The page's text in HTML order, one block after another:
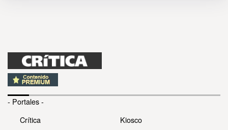
- Portales -
Crítica
Kiosco